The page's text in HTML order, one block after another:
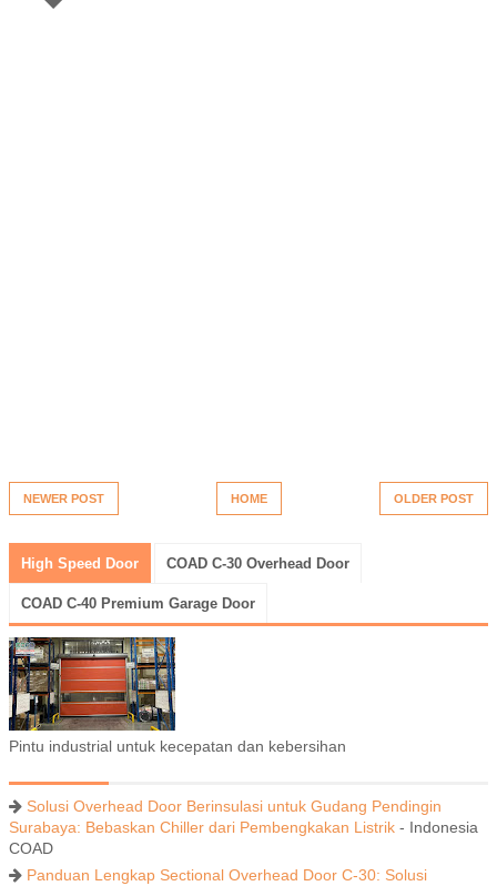
NEWER POST OLDER POST
HOME
High Speed Door COAD C-30 Overhead Door
COAD C-40 Premium Garage Door
Pintu industrial untuk kecepatan dan kebersihan
Solusi Overhead Door Berinsulasi untuk Gudang Pendingin
Surabaya: Bebaskan Chiller dari Pembengkakan Listrik - Indonesia
COAD
Panduan Lengkap Sectional Overhead Door C-30: Solusi